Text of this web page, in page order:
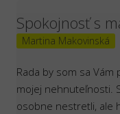
Spokojnosť s
Martina Makovinská
Rada by som sa
mojej nehnuteľnosti.
osobne nestretli, ale